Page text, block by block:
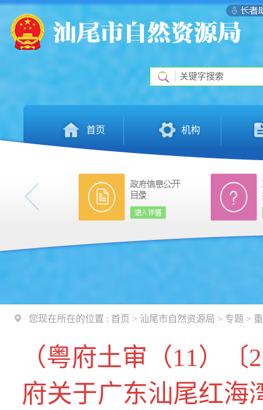
首页 机构
您现在所在的位置 : 首页 > 汕尾市自然资源局 > 专题 >
（粤府土审（11）
府关于广东汕尾红海